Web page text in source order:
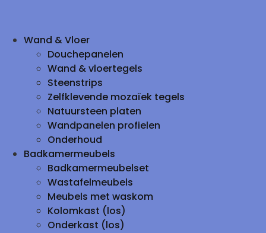
Wand & Vloer
Douchepanelen
Wand & vloertegels
Steenstrips
Zelfklevende mozaïek tegels
Natuursteen platen
Wandpanelen profielen
Onderhoud
Badkamermeubels
Badkamermeubelset
Wastafelmeubels
Meubels met waskom
Kolomkast (los)
Onderkast (los)